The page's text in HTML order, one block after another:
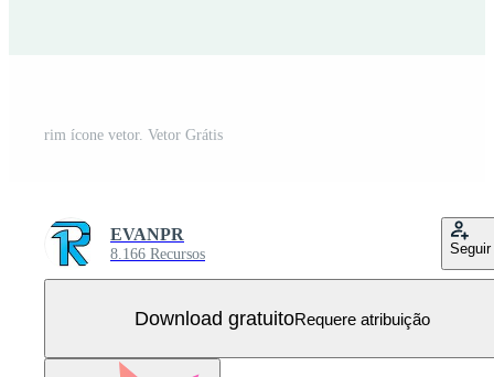
rim ícone vetor. Vetor Grátis
EVANPR
8.166 Recursos Seguir
Download gratuitoRequere atribuição